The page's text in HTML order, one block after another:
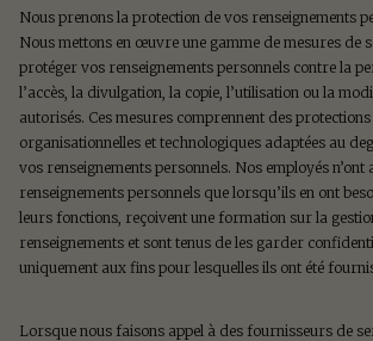
Nous prenons la protection de vos renseignements
Nous mettons en œuvre une gamme de mesures de
protéger vos renseignements personnels contre la
l’accès, la divulgation, la copie, l’utilisation ou la
autorisés. Ces mesures comprennent des
organisationnelles et technologiques adaptées au
vos renseignements personnels. Nos employés n’ont
renseignements personnels que lorsqu’ils en ont
leurs fonctions, reçoivent une formation sur la
renseignements et sont tenus de les garder
uniquement aux fins pour lesquelles ils ont été
Lorsque nous faisons appel à des fournisseurs de